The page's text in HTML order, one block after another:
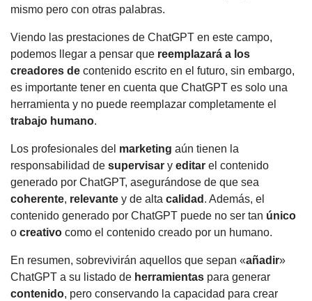
mismo pero con otras palabras.
Viendo las prestaciones de ChatGPT en este campo,
podemos llegar a pensar que reemplazará a los
creadores de contenido escrito en el futuro, sin embargo,
es importante tener en cuenta que ChatGPT es solo una
herramienta y no puede reemplazar completamente el
trabajo humano.
Los profesionales del marketing aún tienen la
responsabilidad de supervisar y editar el contenido
generado por ChatGPT, asegurándose de que sea
coherente, relevante y de alta calidad . Además, el
contenido generado por ChatGPT puede no ser tan único
o creativo como el contenido creado por un humano.
En resumen, sobrevivirán aquellos que sepan «añadir»
ChatGPT a su listado de herramientas para generar
contenido, pero conservando la capacidad para crear